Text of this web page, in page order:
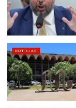
NOTÍCIAS